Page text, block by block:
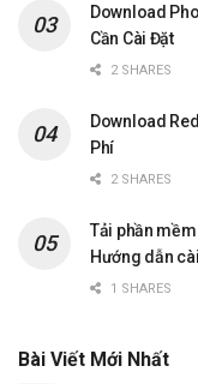
Download
Cần Cài Đặt
2 SHARES
Download
Phí
2 SHARES
Tải phần
Hướng dẫn
1 SHARES
Bài Viết Mới Nhất